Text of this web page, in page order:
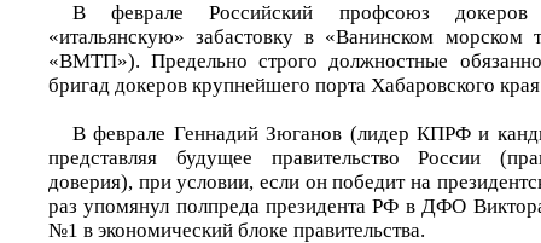
В феврале Российский профсоюз
«итальянскую» забастовку в «Ванинском
«ВМТП»). Предельно строго должностные
бригад докеров крупнейшего порта Хабаровского
В феврале Геннадий Зюганов (лидер КПРФ и
представляя будущее правительство России
доверия), при условии, если он победит на
раз упомянул полпреда президента РФ в ДФО
№1 в экономический блоке правительства.